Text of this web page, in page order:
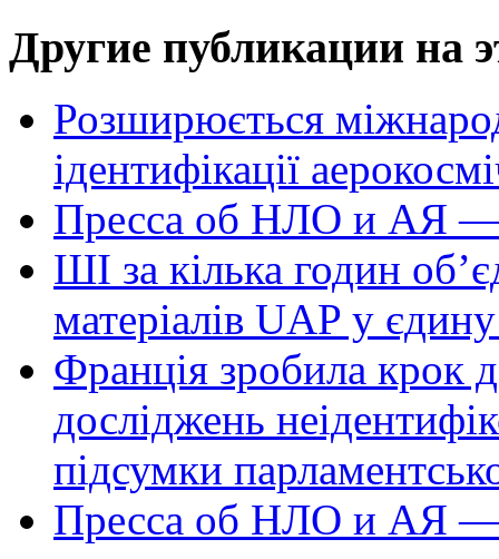
Другие публикации на
Розширюється
ідентифікації
Пресса об НЛО и АЯ —
ШІ за кілька годин
матеріалів UAP у
Франція зробила крок
досліджень
підсумки
Пресса об НЛО и АЯ —